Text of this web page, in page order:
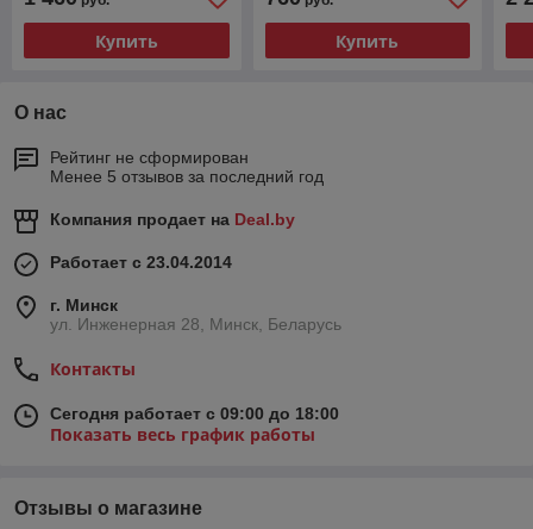
Купить Купить
О нас
Рейтинг не сформирован
Менее 5 отзывов за последний год
Компания продает на Deal.by
Работает с 23.04.2014
г. Минск
ул. Инженерная 28, Минск, Беларусь
Контакты
Сегодня работает с 09:00 до 18:00
Показать весь график работы
Отзывы о магазине